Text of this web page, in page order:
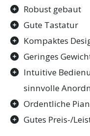
Robust gebaut
Gute Tastatur
Kompaktes
Geringes
Intuitive
sinnvolle
Ordentliche
Gutes Preis-/